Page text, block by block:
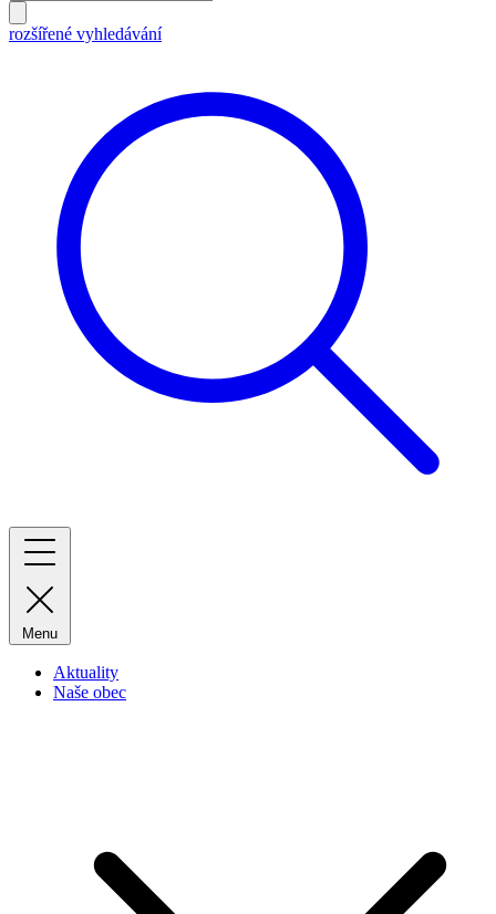
rozšířené vyhledávání
Menu
Aktuality
Naše obec